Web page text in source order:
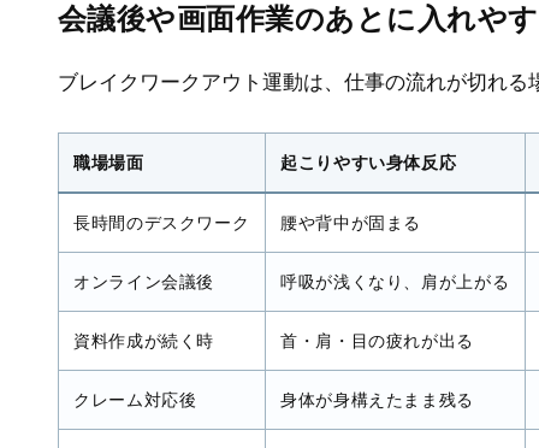
会議後や画面作業のあとに入れや
ブレイクワークアウト運動は、仕事の流れが切れ
職場場面 起こりやすい身体反応
長時間のデスクワーク 腰や背中が固まる
オンライン会議後 呼吸が浅くなり、肩が上がる
資料作成が続く時 首・肩・目の疲れが出る
クレーム対応後 身体が身構えたまま残る